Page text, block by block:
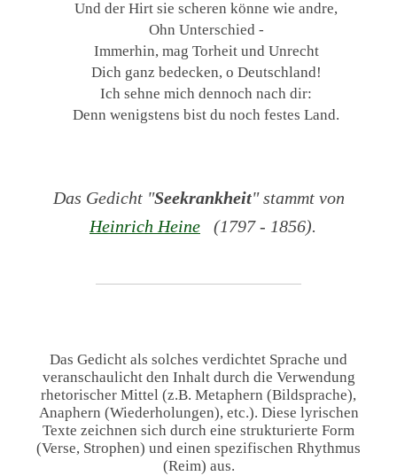
Und der Hirt sie scheren könne wie andre,
Ohn Unterschied -
Immerhin, mag Torheit und Unrecht
Dich ganz bedecken, o Deutschland!
Ich sehne mich dennoch nach dir:
Denn wenigstens bist du noch festes Land.
Das Gedicht "Seekrankheit" stammt von
Heinrich Heine (1797 - 1856).
Das Gedicht als solches verdichtet Sprache und
veranschaulicht den Inhalt durch die Verwendung
rhetorischer Mittel (z.B. Metaphern (Bildsprache),
Anaphern (Wiederholungen), etc.). Diese lyrischen
Texte zeichnen sich durch eine strukturierte Form
(Verse, Strophen) und einen spezifischen Rhythmus
(Reim) aus.